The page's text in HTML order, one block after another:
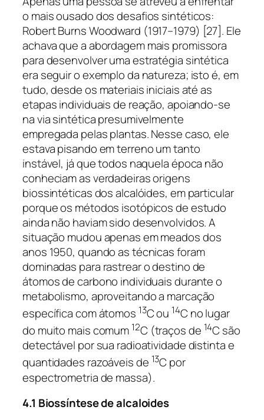
o mais ousado dos desafios sintéticos:
Robert Burns Woodward (1917–1979) [27]. Ele
achava que a abordagem mais promissora
para desenvolver uma estratégia sintética
era seguir o exemplo da natureza; isto é, em
tudo, desde os materiais iniciais até as
etapas individuais de reação, apoiando-se
na via sintética presumivelmente
empregada pelas plantas. Nesse caso, ele
estava pisando em terreno um tanto
instável, já que todos naquela época não
conheciam as verdadeiras origens
biossintéticas dos alcalóides, em particular
porque os métodos isotópicos de estudo
ainda não haviam sido desenvolvidos. A
situação mudou apenas em meados dos
anos 1950, quando as técnicas foram
dominadas para rastrear o destino de
átomos de carbono individuais durante o
metabolismo, aproveitando a marcação
específica com átomos 13C ou 14C no lugar
do muito mais comum 12C (traços de 14C são
detectável por sua radioatividade distinta e
quantidades razoáveis ​​de 13C por
espectrometria de massa).
4.1 Biossíntese de alcaloides